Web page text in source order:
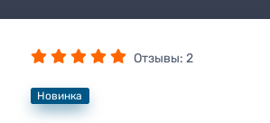
Отзывы: 2
Новинка